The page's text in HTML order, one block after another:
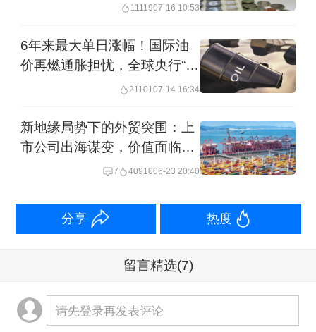
Anne）表示，新兴市场本轮下跌也可被
视为“自身成功的受害者”，当某个领域资
种外部环境逆转带来的冲击。
有机构已经开始抄底
在新兴市场资产短期急速下跌后，部分
International和联博基金
（AllianceBernstein）正押注新兴市场债
券，因为他们预计包括美联储在内的各
1111907-16 10:53
6年来最大单日涨幅！国际油
价再燃通胀担忧，全球央行“鹰
2110107-14 16:34
新地缘局势下的外贸突围：上
市公司出海谋变，价值面临重
7 4091006-23 20:40
分享 热度
留言精选(7)
请先登录再发表评论